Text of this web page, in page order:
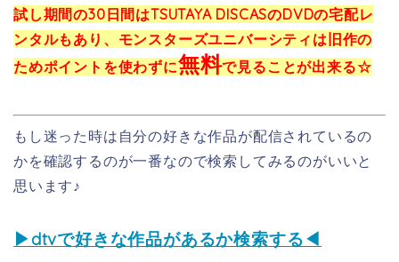
試し期間の30日間はTSUTAYA DISCASのDVDの宅配レ
ンタルもあり、モンスターズユニバーシティは旧作の
ためポイントを使わずに無料で見ることが出来る☆
もし迷った時は自分の好きな作品が配信されているの
かを確認するのが一番なので検索してみるのがいいと
思います♪
▶dtvで好きな作品があるか検索する◀